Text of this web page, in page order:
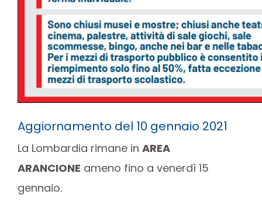
Aggiornamento del 10 gennaio 2021
La Lombardia rimane in AREA
ARANCIONE ameno fino a venerdì 15
gennaio.